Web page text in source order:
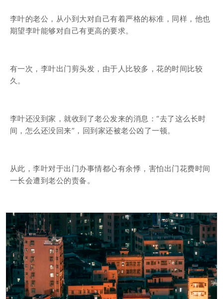
李叶的老公，从小到大对自己有着严格的标准，同样，他也
期望李叶能够对自己有更高的要求。
有一次，李叶出门剪头发，由于人比较多，花的时间比较
久。
李叶还没到家，就收到了老公发来的消息：“去了这么长时
间，怎么还没回来”，回到家还被老公凶了一顿。
从此，李叶对于出门办事情都心有余悸，害怕出门花费时间
一长会遭到老公的责备。